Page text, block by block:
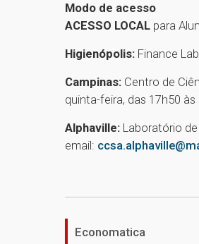
Modo de acesso
ACESSO LOCAL para
Higienópolis: Finance
Campinas: Centro de
quinta-feira, das 17h50
Alphaville: Laboratório
email:
Economatica